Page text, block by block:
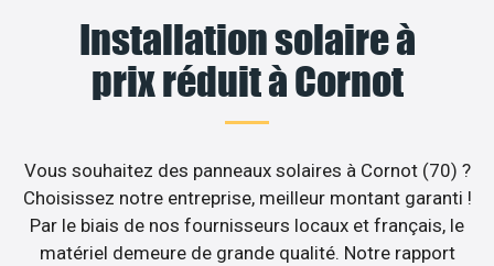
Installation solaire à
prix réduit à Cornot
Vous souhaitez des panneaux solaires à Cornot (70) ?
Choisissez notre entreprise, meilleur montant garanti !
Par le biais de nos fournisseurs locaux et français, le
matériel demeure de grande qualité. Notre rapport